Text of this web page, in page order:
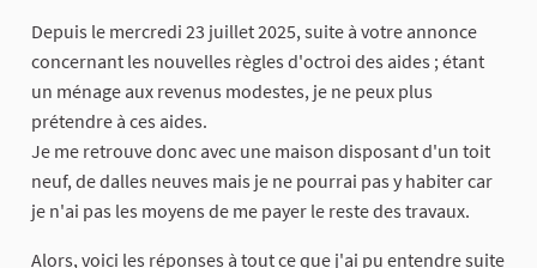
Depuis le mercredi 23 juillet 2025, suite à votre annonce
concernant les nouvelles règles d'octroi des aides ; étant
un ménage aux revenus modestes, je ne peux plus
prétendre à ces aides.
Je me retrouve donc avec une maison disposant d'un toit
neuf, de dalles neuves mais je ne pourrai pas y habiter car
je n'ai pas les moyens de me payer le reste des travaux.
Alors, voici les réponses à tout ce que j'ai pu entendre suite